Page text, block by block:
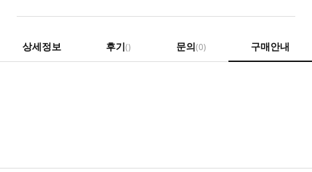
상세정보 후기() 문의(0) 구매안내